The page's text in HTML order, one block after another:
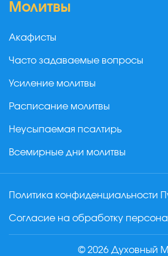
Молитвы
Акафисты
Часто задаваемые вопросы
Усиление молитвы
Расписание молитвы
Неусыпаемая псалтирь
Всемирные дни молитвы
Политика конфиденциальности
Согласие на обработку
© 2026 Духовный